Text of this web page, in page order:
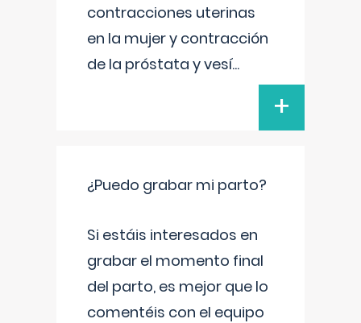
contracciones uterinas
en la mujer y contracción
de la próstata y vesí...
+
¿Puedo grabar mi parto?
Si estáis interesados en
grabar el momento final
del parto, es mejor que lo
comentéis con el equipo